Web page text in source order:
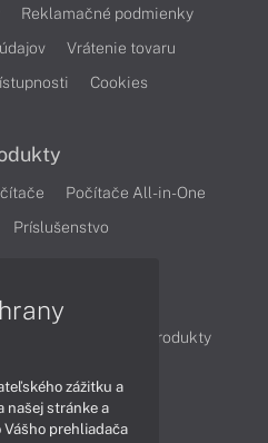
Reklamačné podmienky
Vrátenie tovaru
Cookies
Počítače All-in-One
Príslušenstvo
Články
Produkty
zážitku a
našej stránke a
prehliadača